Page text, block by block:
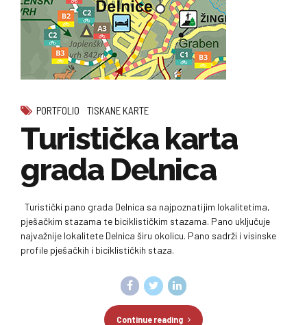
PORTFOLIO TISKANE KARTE
Turistička karta
grada Delnica
Turistički pano grada Delnica sa najpoznatijim lokalitetima,
pješačkim stazama te biciklističkim stazama. Pano uključuje
najvažnije lokalitete Delnica širu okolicu. Pano sadrži i visinske
profile pješačkih i biciklističkih staza.
Continue reading